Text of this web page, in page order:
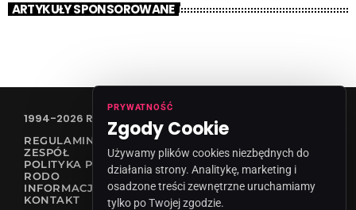
ARTYKUŁY SPONSOROWANE
1994-2026 RADIO VANESSA SPÓŁKA Z O.O
REGULAMIN KONKURSÓW
ZESPÓŁ
POLITYKA PRYWATNOŚCI
RODO
INFORMACJA O NADAWCY
KONTAKT
PRYWATNOŚĆ
Zgody Cookie
Używamy plików cookies niezbędnych do
działania strony. Analitykę, marketing i
osadzone treści zewnętrzne uruchamiamy
tylko po Twojej zgodzie.